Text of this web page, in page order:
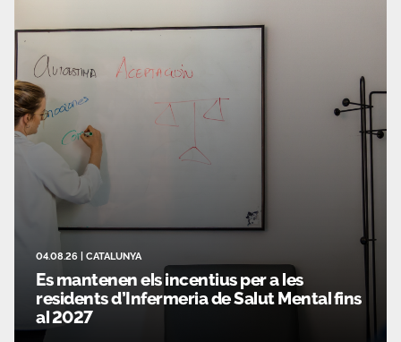
Sala de prensa Área privada
Únete
04.08.26 CATALUNYA
Es mantenen els incentius per a les
residents d’Infermeria de Salut Mental fins
al 2027